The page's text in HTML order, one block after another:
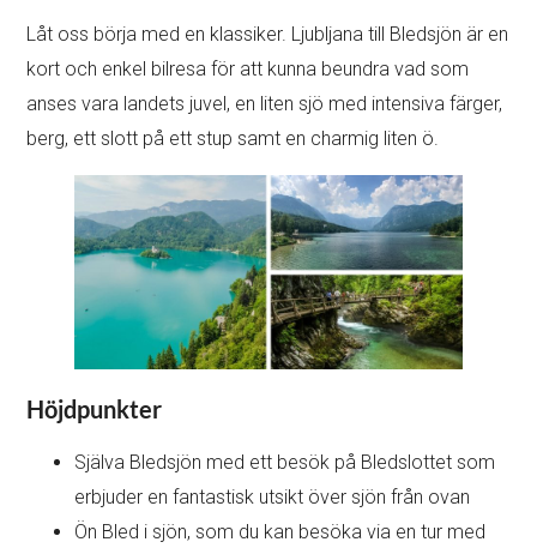
Låt oss börja med en klassiker. Ljubljana till Bledsjön är en
kort och enkel bilresa för att kunna beundra vad som
anses vara landets juvel, en liten sjö med intensiva färger,
berg, ett slott på ett stup samt en charmig liten ö.
Höjdpunkter
Själva Bledsjön med ett besök på Bledslottet som
erbjuder en fantastisk utsikt över sjön från ovan
Ön Bled i sjön, som du kan besöka via en tur med